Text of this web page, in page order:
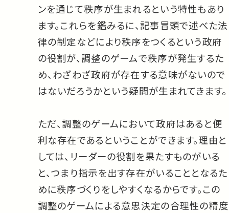
ンを通じて秩序が生まれるという特性もあり
ます。これらを鑑みるに、記事冒頭で述べた法
律の制定などにより秩序をつくるという政府
の役割が、調整のゲームで秩序が発生するた
め、わざわざ政府が存在する意味がないので
はないだろうかという疑問が生まれてきます。
ただ、調整のゲームにおいて政府はあると便
利な存在であるということができます。理由と
しては、リーダーの役割を果たすものがいる
と、つまり指示を出す存在がいることとなるた
めに秩序づくりをしやすくなるからです。この
調整のゲームによる意思決定の合理性の精度